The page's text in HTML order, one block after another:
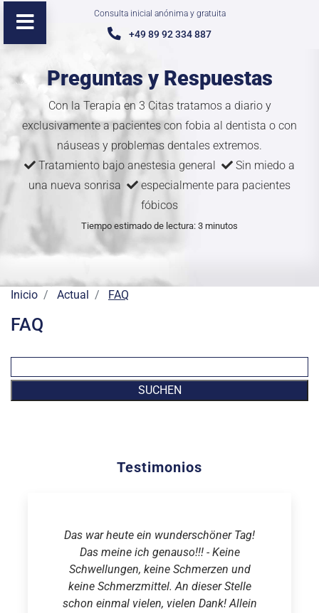
Consulta inicial anónima y gratuita
+49 89 92 334 887
Preguntas y Respuestas
Con la Terapia en 3 Citas tratamos a diario y
exclusivamente a pacientes con fobia al dentista o con
náuseas y problemas dentales extremos.
Tratamiento bajo anestesia general
Sin miedo a
una nueva sonrisa
especialmente para pacientes
fóbicos
Tiempo estimado de lectura: 3 minutos
Inicio Actual FAQ
FAQ
SUCHEN
Testimonios
Das war heute ein wunderschöner Tag!
Das meine ich genauso!!! - Keine
Schwellungen, keine Schmerzen und
keine Schmerzmittel. An dieser Stelle
schon einmal vielen, vielen Dank! Allein